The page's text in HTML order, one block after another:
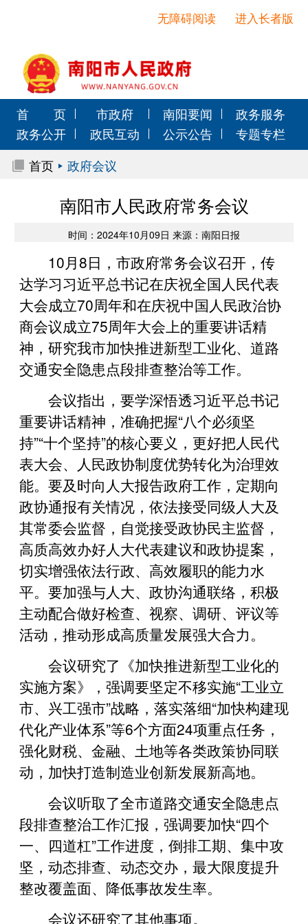
进入长者版
无障碍阅读
首 页 市政府 南阳要闻
政务服务
政务公开
政民互动 公示公告
专题专栏
首页
政府会议
南阳市人民政府常务会议
时间：2024年10月09日 来源：南阳日报
10月8日，市政府常务会议召开，传
达学习习近平总书记在庆祝全国人民代表
大会成立70周年和在庆祝中国人民政治协
商会议成立75周年大会上的重要讲话精
神，研究我市加快推进新型工业化、道路
交通安全隐患点段排查整治等工作。
会议指出，要学深悟透习近平总书记
重要讲话精神，准确把握“八个必须坚
持”“十个坚持”的核心要义，更好把人民代
表大会、人民政协制度优势转化为治理效
能。要及时向人大报告政府工作，定期向
政协通报有关情况，依法接受同级人大及
其常委会监督，自觉接受政协民主监督，
高质高效办好人大代表建议和政协提案，
切实增强依法行政、高效履职的能力水
平。要加强与人大、政协沟通联络，积极
主动配合做好检查、视察、调研、评议等
活动，推动形成高质量发展强大合力。
会议研究了《加快推进新型工业化的
实施方案》，强调要坚定不移实施“工业立
市、兴工强市”战略，落实落细“加快构建现
代化产业体系”等6个方面24项重点任务，
强化财税、金融、土地等各类政策协同联
动，加快打造制造业创新发展新高地。
会议听取了全市道路交通安全隐患点
段排查整治工作汇报，强调要加快“四个
一、四道杠”工作进度，倒排工期、集中攻
坚，动态排查、动态交办，最大限度提升
整改覆盖面、降低事故发生率。
会议还研究了其他事项。